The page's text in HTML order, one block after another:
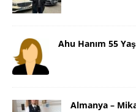
Ahu Hanım 55
Almanya –